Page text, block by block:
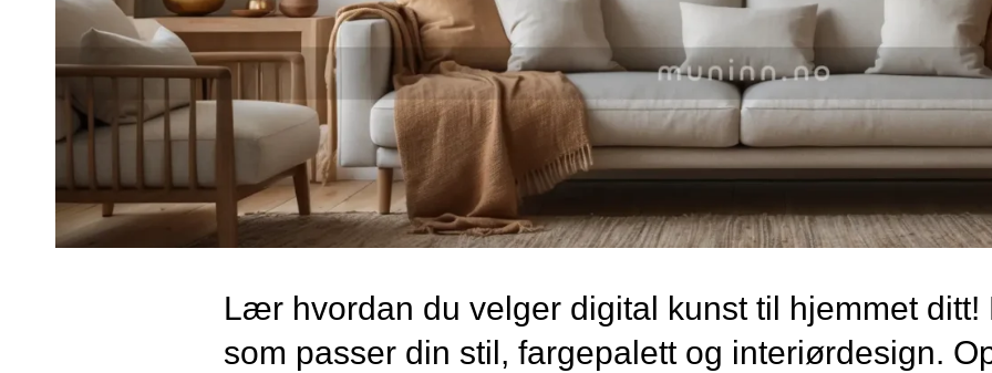
Lær hvordan du velger digital kunst til hjemmet ditt!
som passer din stil, fargepalett og interiørdesign.